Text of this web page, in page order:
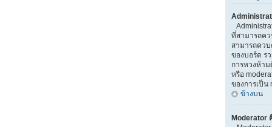
ที่สามารถค
สามารถคว
ของบอร์ด ร
การหวงห้าม
หรือ
ของการเป็น
ข้างบน
Moderator